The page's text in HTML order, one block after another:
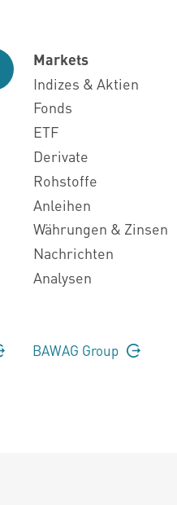
Markets
Indizes & Aktien
Fonds
ETF
Derivate
Rohstoffe
Anleihen
Währungen & Zinsen
Nachrichten
Analysen
BAWAG Group